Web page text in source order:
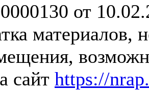
от
материалов,
сайт https://